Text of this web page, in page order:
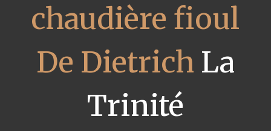
chaudière fioul
De Dietrich La
Trinité